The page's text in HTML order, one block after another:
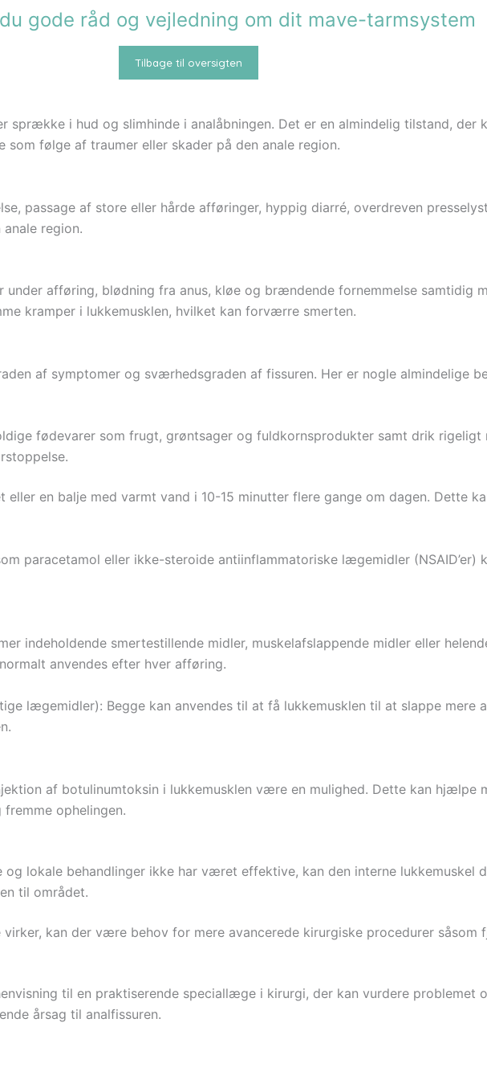
gode råd og vejledning om dit mave-tarmsystem
Tilbage til oversigten
sprække i hud og slimhinde i analåbningen. Det er en almindelig tilstand, der
følge af traumer eller skader på den anale region.
passage af store eller hårde afføringer, hyppig diarré, overdreven
region.
under afføring, blødning fra anus, kløe og brændende fornemmelse samtidig
kramper i lukkemusklen, hvilket kan forværre smerten.
af symptomer og sværhedsgraden af fissuren. Her er nogle almindelige
fødevarer som frugt, grøntsager og fuldkornsprodukter samt drik rigeligt
en balje med varmt vand i 10-15 minutter flere gange om dagen. Dette
paracetamol eller ikke-steroide antiinflammatoriske lægemidler
indeholdende smertestillende midler, muskelafslappende midler eller
anvendes efter hver afføring.
lægemidler): Begge kan anvendes til at få lukkemusklen til at slappe
af botulinumtoksin i lukkemusklen være en mulighed. Dette kan hjælpe
ophelingen.
lokale behandlinger ikke har været effektive, kan den interne lukkemuskel
til området.
kan der være behov for mere avancerede kirurgiske procedurer såsom
til en praktiserende speciallæge i kirurgi, der kan vurdere problemet
årsag til analfissuren.